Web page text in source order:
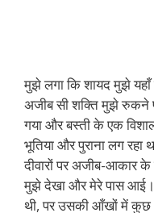
मुझे लगा कि शायद मुझे यहाँ
अजीब सी शक्ति मुझे रुकने
गया और बस्ती के एक
भूतिया और पुराना लग
दीवारों पर अजीब-आकार
मुझे देखा और मेरे पास
थी, पर उसकी आँखों में कुछ